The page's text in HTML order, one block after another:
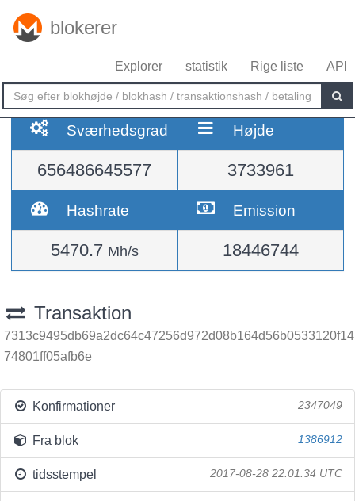
blokerer
Explorer statistik Rige liste API
Sværhedsgrad
656486645577
Højde
3733961
Hashrate
5470.7 Mh/s
Emission
18446744
Transaktion
7313c9495db69a2dc64c47256d972d08b164d56b0533120f14
74801ff05afb6e
Konfirmationer 2347049
Fra blok 1386912
tidsstempel 2017-08-28 22:01:34 UTC